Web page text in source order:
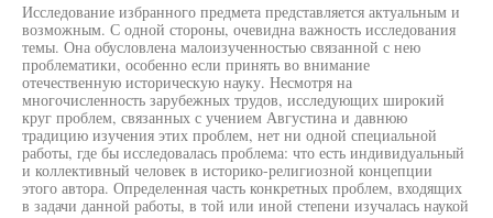
Исследование избранного предмета представляется актуальным и
возможным. С одной стороны, очевидна важность исследования
темы. Она обусловлена малоизученностью связанной с нею
проблематики, особенно если принять во внимание
отечественную историческую науку. Несмотря на
многочисленность зарубежных трудов, исследующих широкий
круг проблем, связанных с учением Августина и давнюю
традицию изучения этих проблем, нет ни одной специальной
работы, где бы исследовалась проблема: что есть индивидуальный
и коллективный человек в историко-религиозной концепции
этого автора. Определенная часть конкретных проблем, входящих
в задачи данной работы, в той или иной степени изучалась наукой